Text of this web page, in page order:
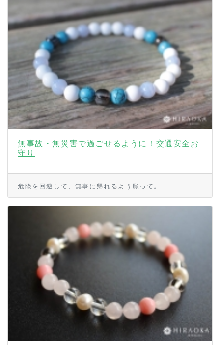
無事故・無災害で過ごせるように！交通安全お
守り
危険を回避して、無事に帰れるよう願って。